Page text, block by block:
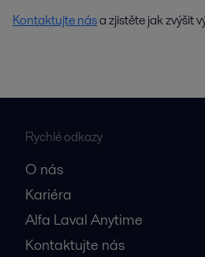
Kontaktujte nása zjistěte jak zvýšit
Rychlé odkazy
O nás
Kariéra
Alfa Laval Anytime
Kontaktujte nás